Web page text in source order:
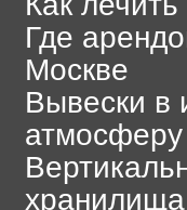
Где
Москве
Вывески в
атмосферу
хранилища